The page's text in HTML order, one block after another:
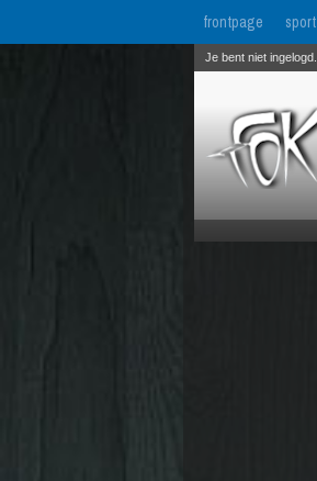
frontpage sport
Je bent niet ingelogd.